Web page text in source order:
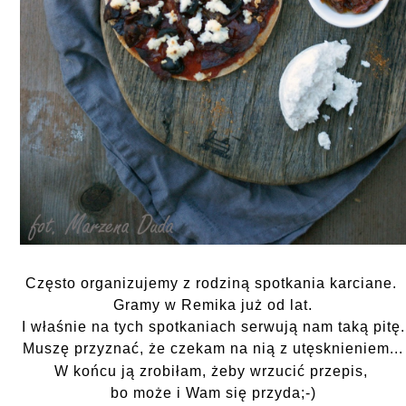
Często organizujemy z rodziną spotkania karciane.
Gramy w Remika już od lat.
I właśnie na tych spotkaniach serwują nam taką pitę.
Muszę przyznać, że czekam na nią z utęsknieniem...
W końcu ją zrobiłam, żeby wrzucić przepis,
bo może i Wam się przyda;-)